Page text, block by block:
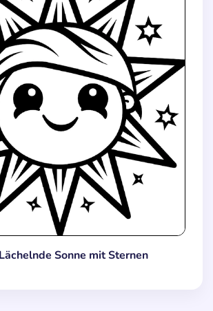
Sonne mit Sternen